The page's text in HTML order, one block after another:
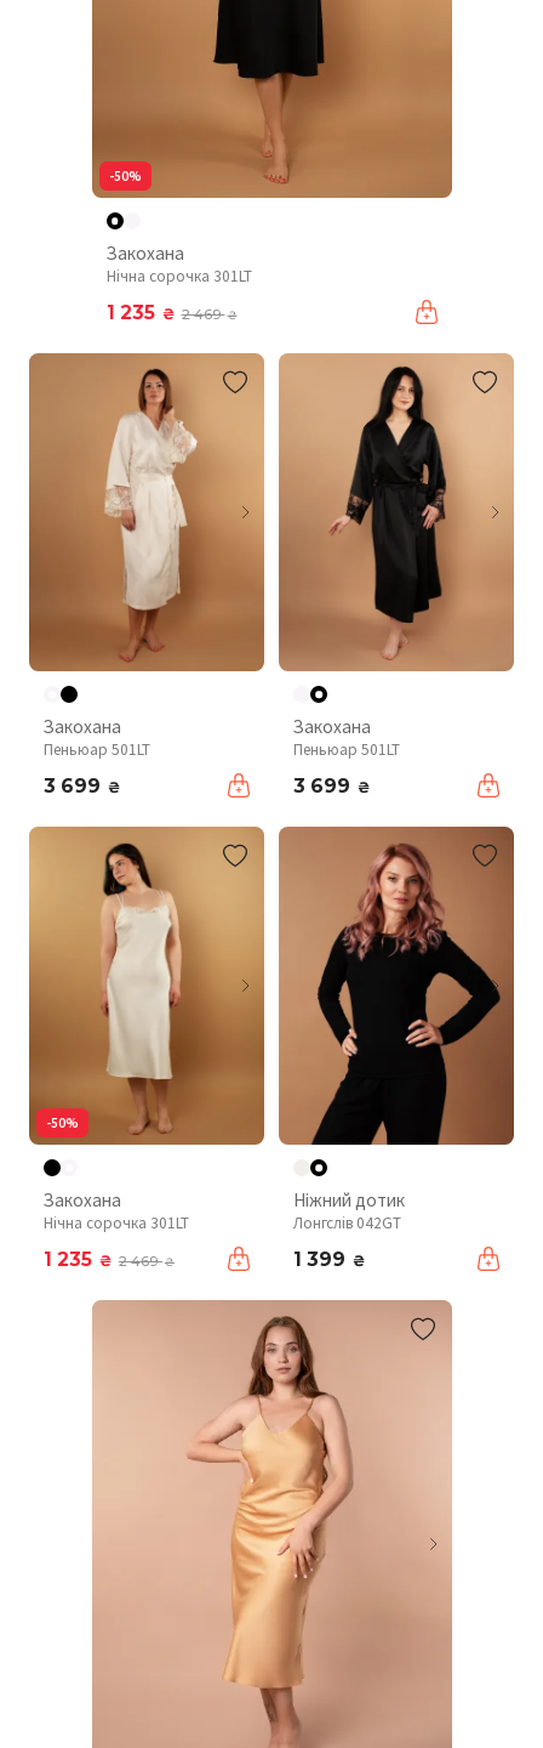
-50%
Закохана
Нічна сорочка 301LT
1 235 ₴ 2 469₴
Закохана
Пеньюар 501LT
3 699 ₴
Закохана
Пеньюар 501LT
3 699 ₴
-50%
Закохана
Нічна сорочка 301LT
1 235 ₴ 2 469₴
Ніжний дотик
Лонгслів 042GT
1 399 ₴